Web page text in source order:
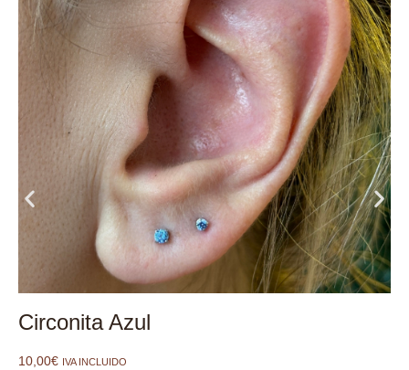
Circonita Azul
10,00€ IVA INCLUIDO